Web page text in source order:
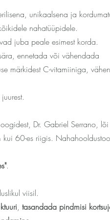
unikaalsena ja
nahatüüpidele.
juba peale esimest korda.
ennetada või vähendada
märkidest C-vitamiiniga,
Dr. Gabriel Serrano,
60-es riigis.
.
viisil.
, tasandada pindmisi